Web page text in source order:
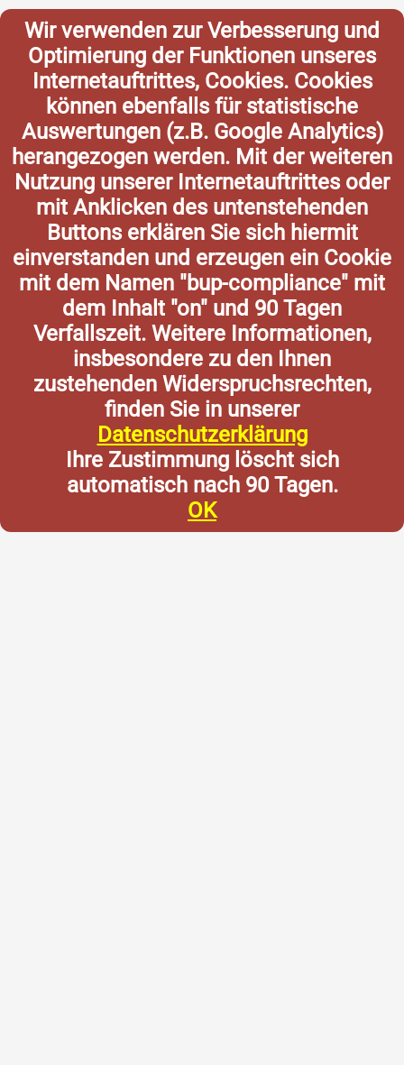
Wir verwenden zur Verbesserung und
Optimierung der Funktionen unseres
Internetauftrittes, Cookies. Cookies
können ebenfalls für statistische
Auswertungen (z.B. Google Analytics)
herangezogen werden. Mit der weiteren
Nutzung unserer Internetauftrittes oder
mit Anklicken des untenstehenden
Buttons erklären Sie sich hiermit
einverstanden und erzeugen ein Cookie
mit dem Namen "bup-compliance" mit
dem Inhalt "on" und 90 Tagen
Verfallszeit. Weitere Informationen,
insbesondere zu den Ihnen
zustehenden Widerspruchsrechten,
finden Sie in unserer
Datenschutzerklärung
Ihre Zustimmung löscht sich
automatisch nach 90 Tagen.
OK